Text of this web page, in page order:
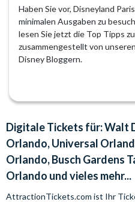
Haben Sie vor, Disneyland
minimalen Ausgaben zu
lesen Sie jetzt die Top Tipps
zusammengestellt von
Disney Bloggern.
Digitale Tickets für: Walt
Orlando, Universal
Orlando, Busch Gardens
Orlando und vieles mehr...
AttractionTickets.com ist Ihr